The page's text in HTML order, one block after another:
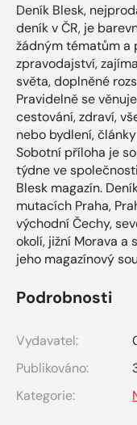
Deník Blesk,
deník v ČR, je
žádným tématům a
zpravodajství,
světa, doplněné
Pravidelně se
cestování, zdraví,
nebo bydlení,
Sobotní příloha je
týdne ve
Blesk magazín.
mutacích Praha,
východní Čechy,
okolí, jižní Morava a
jeho magazínový
Podrobnosti
Vydavatel:
Publikováno:
Kategorie: